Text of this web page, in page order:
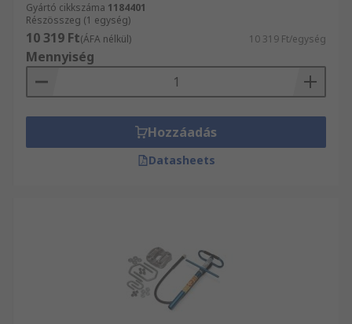
Gyártó cikkszáma 1184401
Részösszeg (1 egység)
10 319 Ft(ÁFA nélkül) 10 319 Ft/egység
Mennyiség
Hozzáadás
Datasheets